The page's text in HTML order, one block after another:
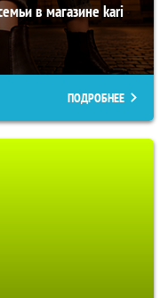
в магазине kari
ПОДРОБНЕЕ